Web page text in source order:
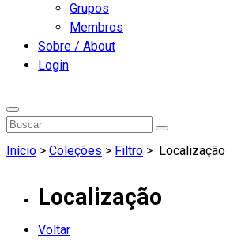
Grupos
Membros
Sobre / About
Login
Início > Coleções > Filtro > Localização
Localização
Voltar